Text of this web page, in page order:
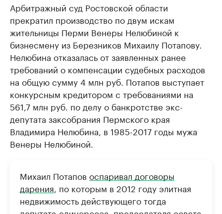
Арбитражный суд Ростовской области
прекратил производство по двум искам
жительницы Перми Венеры Нелюбиной к
бизнесмену из Березников Михаилу Потапову.
Нелюбина отказалась от заявленных ранее
требований о компенсации судебных расходов
на общую сумму 4 млн руб. Потапов выступает
конкурсным кредитором с требованиями на
561,7 млн руб. по делу о банкротстве экс-
депутата заксобрания Пермского края
Владимира Нелюбина, в 1985-2017 годы мужа
Венеры Нелюбиной.
Михаил Потапов оспаривал договоры
дарения , по которым в 2012 году элитная
недвижимость действующего тогда